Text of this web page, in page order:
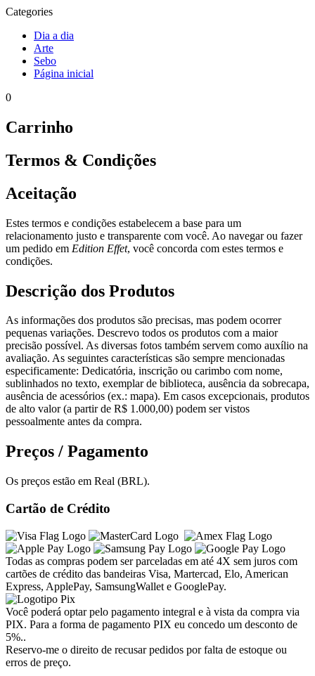
Categories
Dia a dia
Arte
Sebo
Página inicial
0
Carrinho
Termos & Condições
Aceitação
Estes termos e condições estabelecem a base para um
relacionamento justo e transparente com você. Ao navegar ou fazer
um pedido em Edition Effet, você concorda com estes termos e
condições.
Descrição dos Produtos
As informações dos produtos são precisas, mas podem ocorrer
pequenas variações. Descrevo todos os produtos com a maior
precisão possível. As diversas fotos também servem como auxílio na
avaliação. As seguintes características são sempre mencionadas
especificamente: Dedicatória, inscrição ou carimbo com nome,
sublinhados no texto, exemplar de biblioteca, ausência da sobrecapa,
ausência de acessórios (ex.: mapa). Em casos excepcionais, produtos
de alto valor (a partir de R$ 1.000,00) podem ser vistos
pessoalmente antes da compra.
Preços / Pagamento
Os preços estão em Real (BRL).
Cartão de Crédito
Todas as compras podem ser parceladas em até 4X sem juros com
cartões de crédito das bandeiras Visa, Martercad, Elo, American
Express, ApplePay, SamsungWallet e GooglePay.
Você poderá optar pelo pagamento integral e à vista da compra via
PIX. Para a forma de pagamento PIX eu concedo um desconto de
5%..
Reservo-me o direito de recusar pedidos por falta de estoque ou
erros de preço.